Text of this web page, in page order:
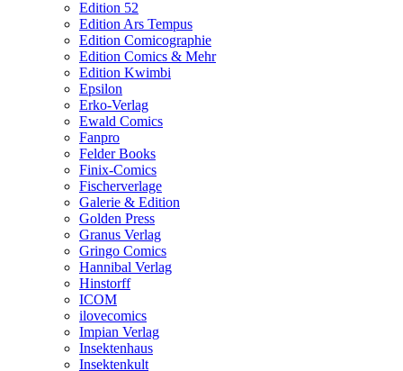
Edition 52
Edition Ars Tempus
Edition Comicographie
Edition Comics & Mehr
Edition Kwimbi
Epsilon
Erko-Verlag
Ewald Comics
Fanpro
Felder Books
Finix-Comics
Fischerverlage
Galerie & Edition
Golden Press
Granus Verlag
Gringo Comics
Hannibal Verlag
Hinstorff
ICOM
ilovecomics
Impian Verlag
Insektenhaus
Insektenkult